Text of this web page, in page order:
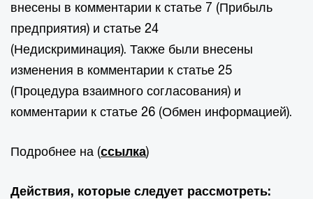
внесены в комментарии к статье 7 (Прибыль
предприятия) и статье 24
(Недискриминация). Также были внесены
изменения в комментарии к статье 25
(Процедура взаимного согласования) и
комментарии к статье 26 (Обмен информацией).
Подробнее на (ссылка)
Действия, которые следует рассмотреть: